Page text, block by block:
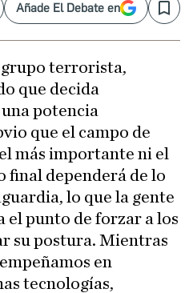
Añade El Debate en Save
terrorista,
que decida
potencia
que el campo de
más importante ni el
final dependerá de lo
lo que la gente
el punto de forzar a los
su postura. Mientras
en
tecnologías,